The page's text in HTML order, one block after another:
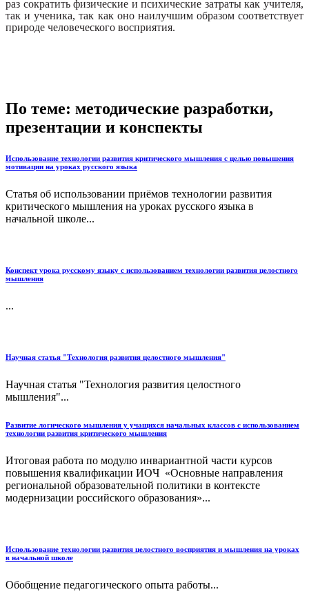
раз сократить физические и психические затраты как учителя,
так и ученика, так как оно наилучшим образом соответствует
природе человеческого восприятия.
По теме: методические разработки,
презентации и конспекты
Использование технологии развития критического мышления с целью повышения
мотивации на уроках русского языка
Статья об использовании приёмов технологии развития
критического мышления на уроках русского языка в
начальной школе...
Конспект урока русскому языку с использованием технологии развития целостного
мышления
...
Научная статья "Технология развития целостного мышления"
Научная статья "Технология развития целостного
мышления"...
Развитие логического мышления у учащихся начальных классов с использованием
технологии развития критического мышления
Итоговая работа по модулю инвариантной части курсов
повышения квалификации ИОЧ «Основные направления
региональной образовательной политики в контексте
модернизации российского образования»...
Использование технологии развития целостного восприятия и мышления на уроках
в начальной школе
Обобщение педагогического опыта работы...